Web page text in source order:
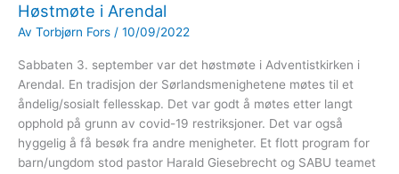
Høstmøte i Arendal
Av Torbjørn Fors / 10/09/2022
Sabbaten 3. september var det høstmøte i Adventistkirken i
Arendal. En tradisjon der Sørlandsmenighetene møtes til et
åndelig/sosialt fellesskap. Det var godt å møtes etter langt
opphold på grunn av covid-19 restriksjoner. Det var også
hyggelig å få besøk fra andre menigheter. Et flott program for
barn/ungdom stod pastor Harald Giesebrecht og SABU teamet